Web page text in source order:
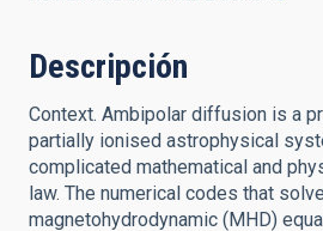
Descripción
Context. Ambipolar diffusion is a
partially ionised astrophysical
complicated mathematical and
law. The numerical codes that
magnetohydrodynamic (MHD)